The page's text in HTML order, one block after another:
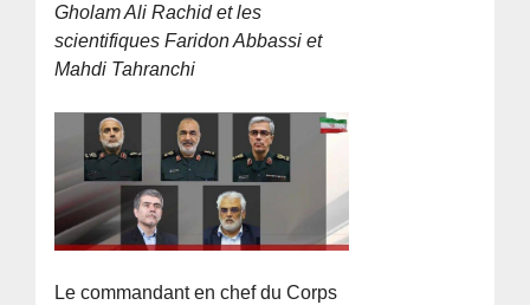
Gholam Ali Rachid et les
scientifiques Faridon Abbassi et
Mahdi Tahranchi
Le commandant en chef du Corps